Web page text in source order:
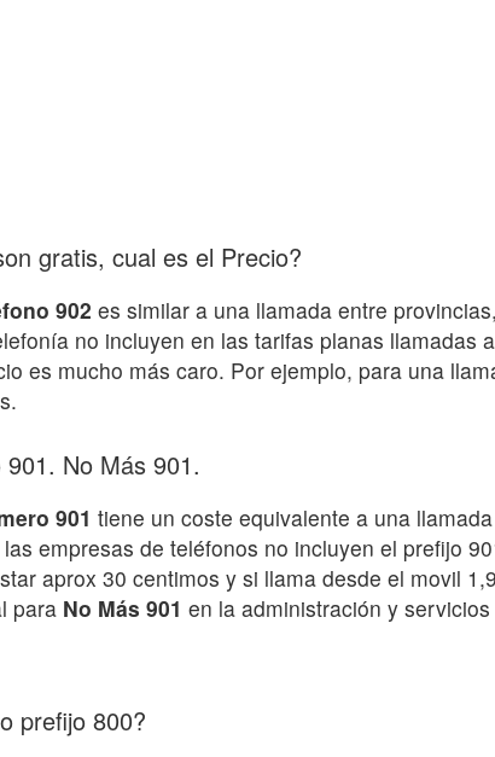
gratis, cual es el Precio?
902 es similar a una llamada entre
no incluyen en las tarifas planas llamadas
es mucho más caro. Por ejemplo, para una
No Más 901.
901 tiene un coste equivalente a una
empresas de teléfonos no incluyen el prefijo
aprox 30 centimos y si llama desde el movil
para No Más 901 en la administración y
prefijo 800?